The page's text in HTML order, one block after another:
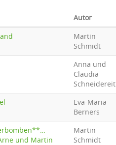
Autor
Martin
Schmidt
Anna und
Claudia
Schneidereit
Eva-Maria
Berners
und Martin
Martin
Schmidt